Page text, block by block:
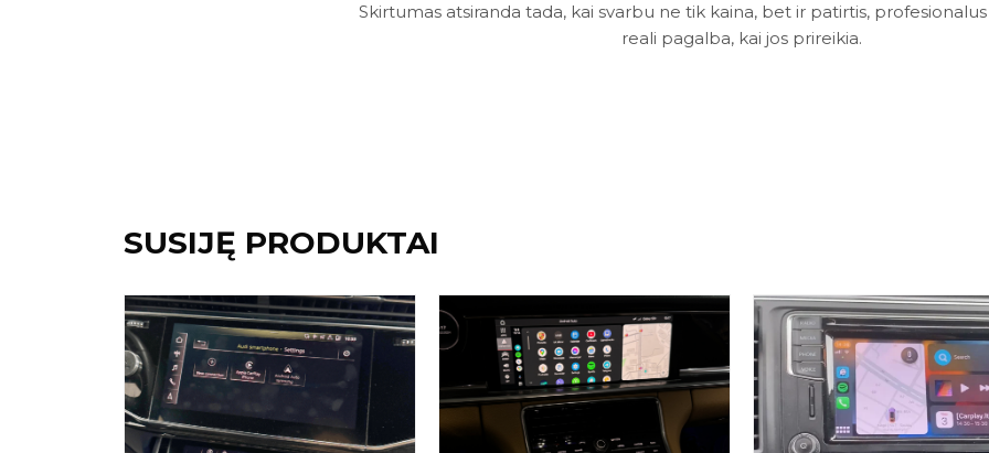
Skirtumas atsiranda tada, kai svarbu ne tik kaina, bet ir patirtis,
reali pagalba, kai jos prireikia.
SUSIJĘ PRODUKTAI